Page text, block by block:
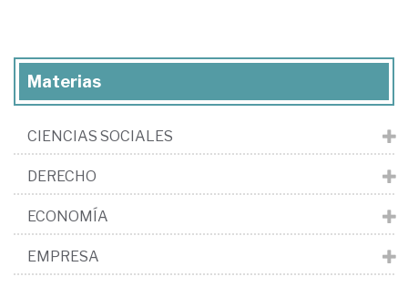
Materias
CIENCIAS SOCIALES
DERECHO
ECONOMÍA
EMPRESA